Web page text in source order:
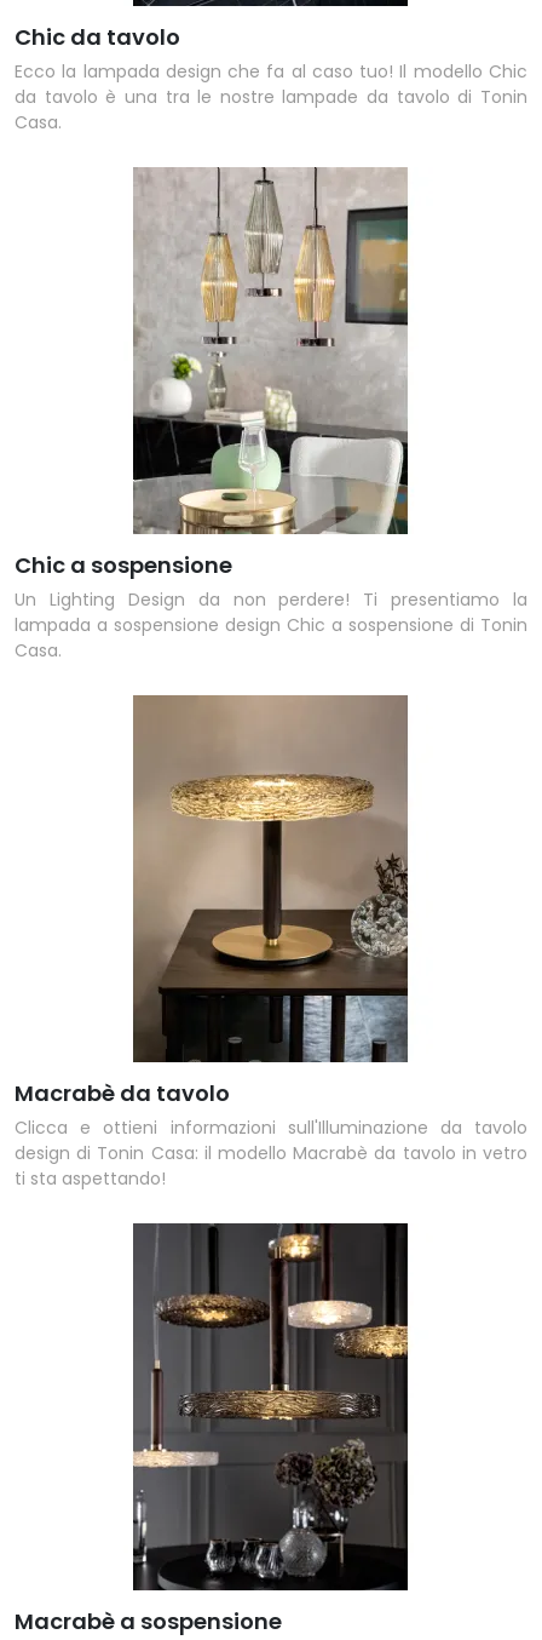
Chic da tavolo
Ecco la lampada design che fa al caso tuo! Il modello Chic
da tavolo è una tra le nostre lampade da tavolo di Tonin
Casa.
Chic a sospensione
Un Lighting Design da non perdere! Ti presentiamo la
lampada a sospensione design Chic a sospensione di Tonin
Casa.
Macrabè da tavolo
Clicca e ottieni informazioni sull'Illuminazione da tavolo
design di Tonin Casa: il modello Macrabè da tavolo in vetro
ti sta aspettando!
Macrabè a sospensione